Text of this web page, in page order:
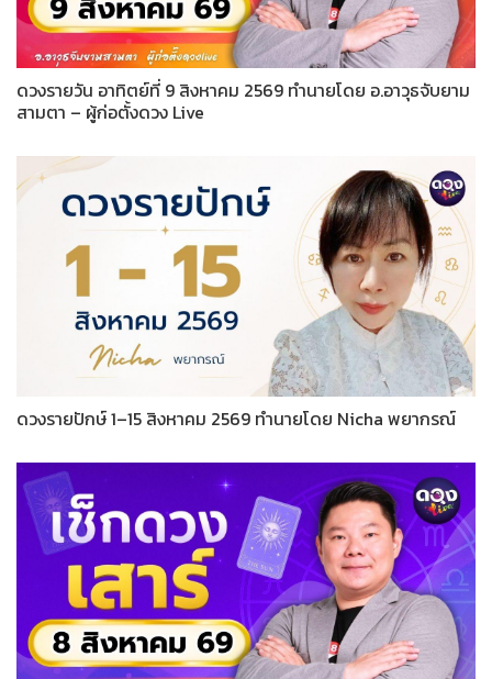
ดวงรายวัน อาทิตย์ที่ 9 สิงหาคม 2569 ทำนายโดย อ.อาวุธจับยาม
สามตา – ผู้ก่อตั้งดวง Live
ดวงรายปักษ์ 1–15 สิงหาคม 2569 ทำนายโดย Nicha พยากรณ์